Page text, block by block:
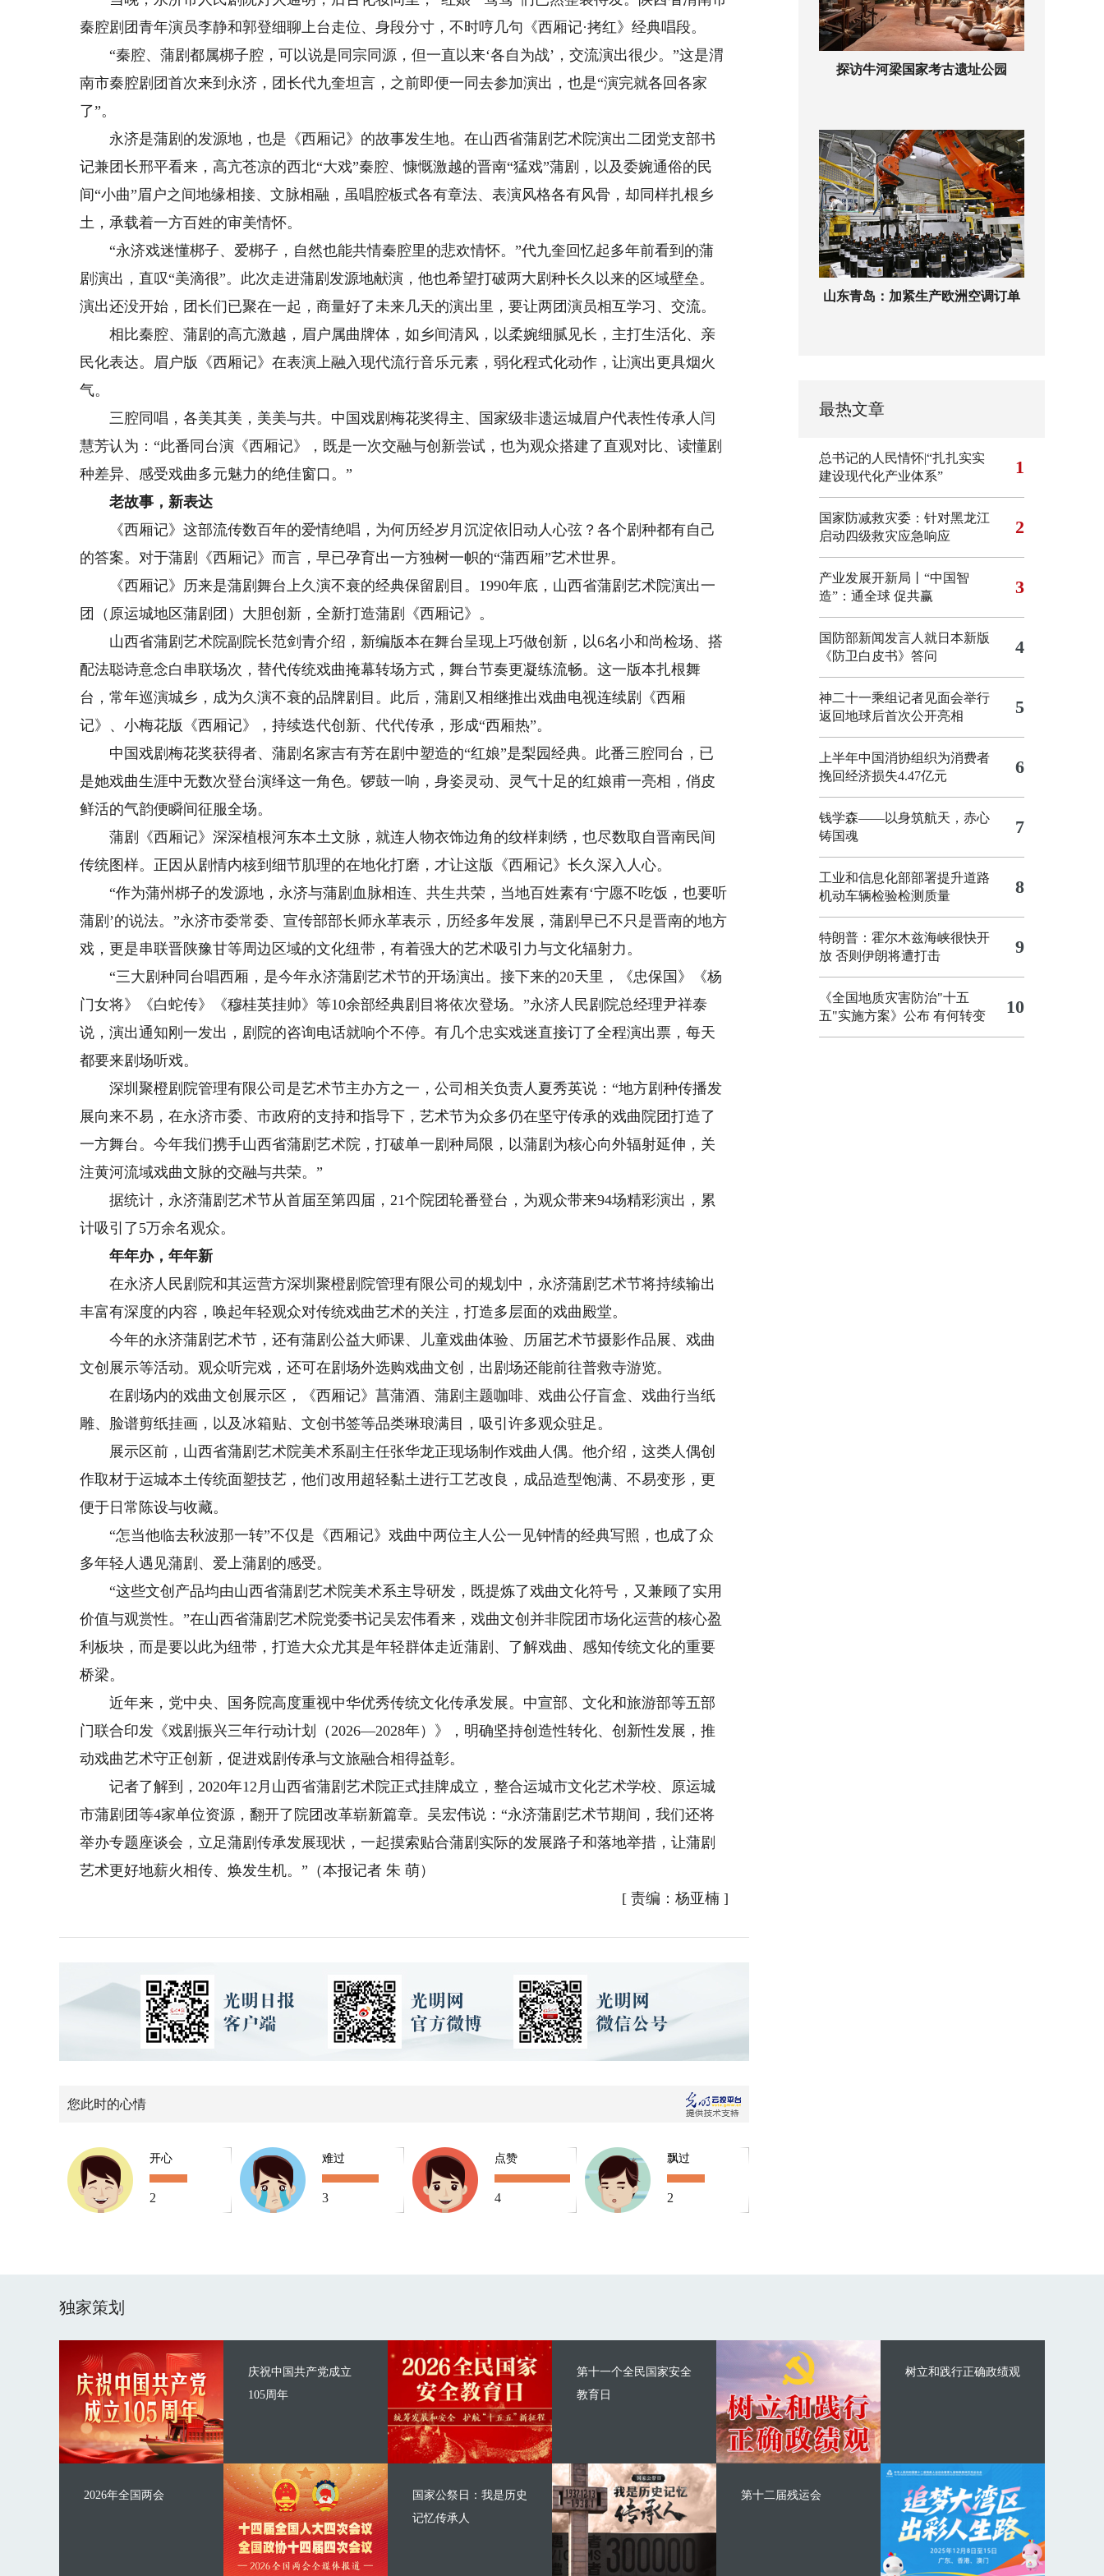
秦腔剧团青年演员李静和郭登细聊上台走位、身段分寸，不时哼几句《西厢记·拷红》经典唱段。
“秦腔、蒲剧都属梆子腔，可以说是同宗同源，但一直以来‘各自为战’，交流演出很少。”这是渭
南市秦腔剧团首次来到永济，团长代九奎坦言，之前即便一同去参加演出，也是“演完就各回各家
了”。
永济是蒲剧的发源地，也是《西厢记》的故事发生地。在山西省蒲剧艺术院演出二团党支部书
记兼团长邢平看来，高亢苍凉的西北“大戏”秦腔、慷慨激越的晋南“猛戏”蒲剧，以及委婉通俗的民
间“小曲”眉户之间地缘相接、文脉相融，虽唱腔板式各有章法、表演风格各有风骨，却同样扎根乡
土，承载着一方百姓的审美情怀。
“永济戏迷懂梆子、爱梆子，自然也能共情秦腔里的悲欢情怀。”代九奎回忆起多年前看到的蒲
剧演出，直叹“美滴很”。此次走进蒲剧发源地献演，他也希望打破两大剧种长久以来的区域壁垒。
演出还没开始，团长们已聚在一起，商量好了未来几天的演出里，要让两团演员相互学习、交流。
相比秦腔、蒲剧的高亢激越，眉户属曲牌体，如乡间清风，以柔婉细腻见长，主打生活化、亲
民化表达。眉户版《西厢记》在表演上融入现代流行音乐元素，弱化程式化动作，让演出更具烟火
气。
三腔同唱，各美其美，美美与共。中国戏剧梅花奖得主、国家级非遗运城眉户代表性传承人闫
慧芳认为：“此番同台演《西厢记》，既是一次交融与创新尝试，也为观众搭建了直观对比、读懂剧
种差异、感受戏曲多元魅力的绝佳窗口。”
老故事，新表达
《西厢记》这部流传数百年的爱情绝唱，为何历经岁月沉淀依旧动人心弦？各个剧种都有自己
的答案。对于蒲剧《西厢记》而言，早已孕育出一方独树一帜的“蒲西厢”艺术世界。
《西厢记》历来是蒲剧舞台上久演不衰的经典保留剧目。1990年底，山西省蒲剧艺术院演出一
团（原运城地区蒲剧团）大胆创新，全新打造蒲剧《西厢记》。
山西省蒲剧艺术院副院长范剑青介绍，新编版本在舞台呈现上巧做创新，以6名小和尚检场、搭
配法聪诗意念白串联场次，替代传统戏曲掩幕转场方式，舞台节奏更凝练流畅。这一版本扎根舞
台，常年巡演城乡，成为久演不衰的品牌剧目。此后，蒲剧又相继推出戏曲电视连续剧《西厢
记》、小梅花版《西厢记》，持续迭代创新、代代传承，形成“西厢热”。
中国戏剧梅花奖获得者、蒲剧名家吉有芳在剧中塑造的“红娘”是梨园经典。此番三腔同台，已
是她戏曲生涯中无数次登台演绎这一角色。锣鼓一响，身姿灵动、灵气十足的红娘甫一亮相，俏皮
鲜活的气韵便瞬间征服全场。
蒲剧《西厢记》深深植根河东本土文脉，就连人物衣饰边角的纹样刺绣，也尽数取自晋南民间
传统图样。正因从剧情内核到细节肌理的在地化打磨，才让这版《西厢记》长久深入人心。
“作为蒲州梆子的发源地，永济与蒲剧血脉相连、共生共荣，当地百姓素有‘宁愿不吃饭，也要听
蒲剧’的说法。”永济市委常委、宣传部部长师永革表示，历经多年发展，蒲剧早已不只是晋南的地方
戏，更是串联晋陕豫甘等周边区域的文化纽带，有着强大的艺术吸引力与文化辐射力。
“三大剧种同台唱西厢，是今年永济蒲剧艺术节的开场演出。接下来的20天里，《忠保国》《杨
门女将》《白蛇传》《穆桂英挂帅》等10余部经典剧目将依次登场。”永济人民剧院总经理尹祥泰
说，演出通知刚一发出，剧院的咨询电话就响个不停。有几个忠实戏迷直接订了全程演出票，每天
都要来剧场听戏。
深圳聚橙剧院管理有限公司是艺术节主办方之一，公司相关负责人夏秀英说：“地方剧种传播发
展向来不易，在永济市委、市政府的支持和指导下，艺术节为众多仍在坚守传承的戏曲院团打造了
一方舞台。今年我们携手山西省蒲剧艺术院，打破单一剧种局限，以蒲剧为核心向外辐射延伸，关
注黄河流域戏曲文脉的交融与共荣。”
据统计，永济蒲剧艺术节从首届至第四届，21个院团轮番登台，为观众带来94场精彩演出，累
计吸引了5万余名观众。
年年办，年年新
在永济人民剧院和其运营方深圳聚橙剧院管理有限公司的规划中，永济蒲剧艺术节将持续输出
丰富有深度的内容，唤起年轻观众对传统戏曲艺术的关注，打造多层面的戏曲殿堂。
今年的永济蒲剧艺术节，还有蒲剧公益大师课、儿童戏曲体验、历届艺术节摄影作品展、戏曲
文创展示等活动。观众听完戏，还可在剧场外选购戏曲文创，出剧场还能前往普救寺游览。
在剧场内的戏曲文创展示区，《西厢记》菖蒲酒、蒲剧主题咖啡、戏曲公仔盲盒、戏曲行当纸
雕、脸谱剪纸挂画，以及冰箱贴、文创书签等品类琳琅满目，吸引许多观众驻足。
展示区前，山西省蒲剧艺术院美术系副主任张华龙正现场制作戏曲人偶。他介绍，这类人偶创
作取材于运城本土传统面塑技艺，他们改用超轻黏土进行工艺改良，成品造型饱满、不易变形，更
便于日常陈设与收藏。
“怎当他临去秋波那一转”不仅是《西厢记》戏曲中两位主人公一见钟情的经典写照，也成了众
多年轻人遇见蒲剧、爱上蒲剧的感受。
“这些文创产品均由山西省蒲剧艺术院美术系主导研发，既提炼了戏曲文化符号，又兼顾了实用
价值与观赏性。”在山西省蒲剧艺术院党委书记吴宏伟看来，戏曲文创并非院团市场化运营的核心盈
利板块，而是要以此为纽带，打造大众尤其是年轻群体走近蒲剧、了解戏曲、感知传统文化的重要
桥梁。
近年来，党中央、国务院高度重视中华优秀传统文化传承发展。中宣部、文化和旅游部等五部
门联合印发《戏剧振兴三年行动计划（2026—2028年）》，明确坚持创造性转化、创新性发展，推
动戏曲艺术守正创新，促进戏剧传承与文旅融合相得益彰。
记者了解到，2020年12月山西省蒲剧艺术院正式挂牌成立，整合运城市文化艺术学校、原运城
市蒲剧团等4家单位资源，翻开了院团改革崭新篇章。吴宏伟说：“永济蒲剧艺术节期间，我们还将
举办专题座谈会，立足蒲剧传承发展现状，一起摸索贴合蒲剧实际的发展路子和落地举措，让蒲剧
艺术更好地薪火相传、焕发生机。”（本报记者 朱 萌）
[ 责编：杨亚楠 ]
您此时的心情
开心
2
难过
3
点赞
4
飘过
2
探访牛河梁国家考古遗址公园
山东青岛：加紧生产欧洲空调订单
最热文章
总书记的人民情怀|“扎扎实实
建设现代化产业体系”
1
国家防减救灾委：针对黑龙江
启动四级救灾应急响应
2
产业发展开新局丨“中国智
造”：通全球 促共赢
3
国防部新闻发言人就日本新版
《防卫白皮书》答问
4
神二十一乘组记者见面会举行
返回地球后首次公开亮相
5
上半年中国消协组织为消费者
挽回经济损失4.47亿元
6
钱学森——以身筑航天，赤心
铸国魂
7
工业和信息化部部署提升道路
机动车辆检验检测质量
8
特朗普：霍尔木兹海峡很快开
放 否则伊朗将遭打击
9
《全国地质灾害防治"十五
五"实施方案》公布 有何转变
10
独家策划
庆祝中国共产党成立
105周年
2026年全国两会
第十一个全民国家安全
教育日
国家公祭日：我是历史
记忆传承人
树立和践行正确政绩观
第十二届残运会